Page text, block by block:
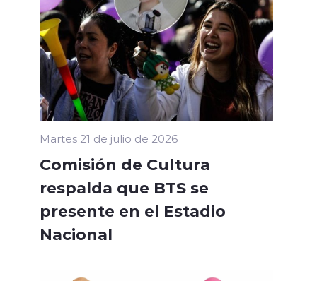
Martes 21 de julio de 2026
Comisión de Cultura
respalda que BTS se
presente en el Estadio
Nacional